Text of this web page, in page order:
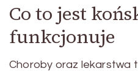
Co to jest
funkcjonuje
Choroby oraz lekarstwa